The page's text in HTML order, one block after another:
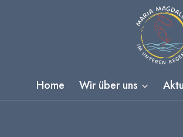
Home Wir über uns